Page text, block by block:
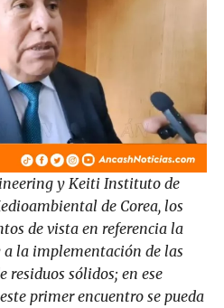
y Keiti Instituto de
de Corea, los
de vista en referencia la
a la implementación de las
sólidos; en ese
primer encuentro se pueda